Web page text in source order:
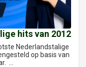
hits van 2012
Nederlandstalige
op basis van
...